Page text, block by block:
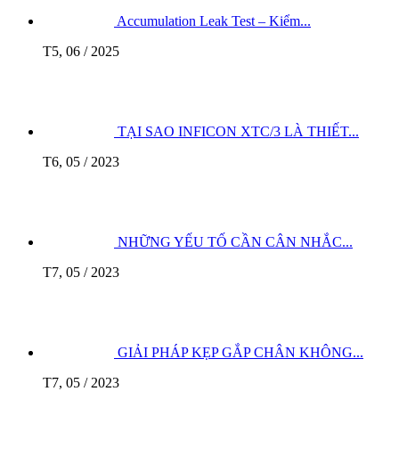
Accumulation Leak Test – Kiểm...
T5, 06 / 2025
TẠI SAO INFICON XTC/3 LÀ THIẾT...
T6, 05 / 2023
NHỮNG YẾU TỐ CẦN CÂN NHẮC...
T7, 05 / 2023
GIẢI PHÁP KẸP GẮP CHÂN KHÔNG...
T7, 05 / 2023